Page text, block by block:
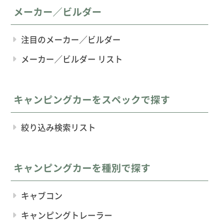
メーカー／ビルダー
注目のメーカー／ビルダー
メーカー／ビルダー リスト
キャンピングカーをスペックで探す
絞り込み検索リスト
キャンピングカーを種別で探す
キャブコン
キャンピングトレーラー